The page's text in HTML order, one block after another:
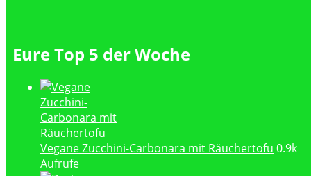
Eure Top 5 der Woche
Vegane Zucchini-Carbonara mit Räuchertofu 0.9k
Aufrufe